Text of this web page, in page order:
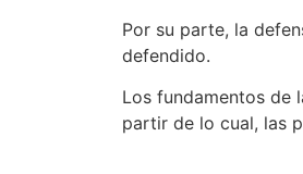
Por su parte, la
defendido.
Los fundamentos de
partir de lo cual, las